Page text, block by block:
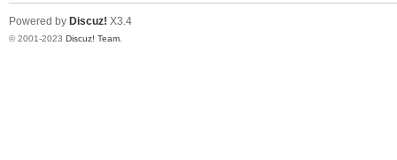
Powered by Discuz! X3.4
© 2001-2023 Discuz! Team.